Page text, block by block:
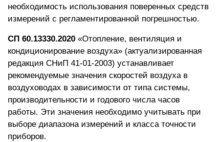
необходимость использования поверенных средств
измерений с регламентированной погрешностью.
СП 60.13330.2020 «Отопление, вентиляция и
кондиционирование воздуха» (актуализированная
редакция СНиП 41-01-2003) устанавливает
рекомендуемые значения скоростей воздуха в
воздуховодах в зависимости от типа системы,
производительности и годового числа часов
работы. Эти значения необходимо учитывать при
выборе диапазона измерений и класса точности
приборов.